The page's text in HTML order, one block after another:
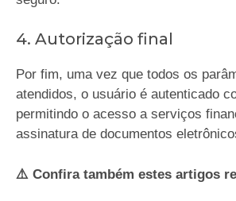
4. Autorização final
Por fim, uma vez que todos os
atendidos, o usuário é autenticado
permitindo o acesso a serviços
assinatura de documentos
⚠️ Confira também estes artigos